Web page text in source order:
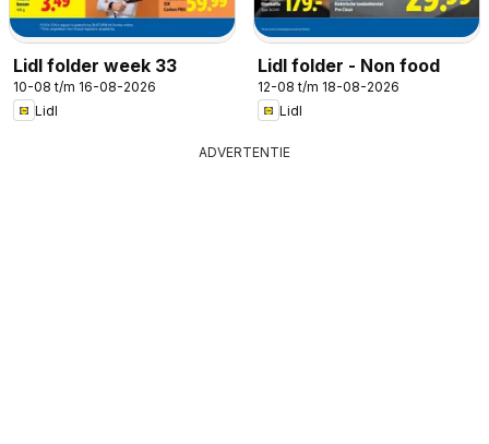
Lidl folder week 33
10-08 t/m 16-08-2026
Lidl
Lidl folder - Non food
12-08 t/m 18-08-2026
Lidl
ADVERTENTIE